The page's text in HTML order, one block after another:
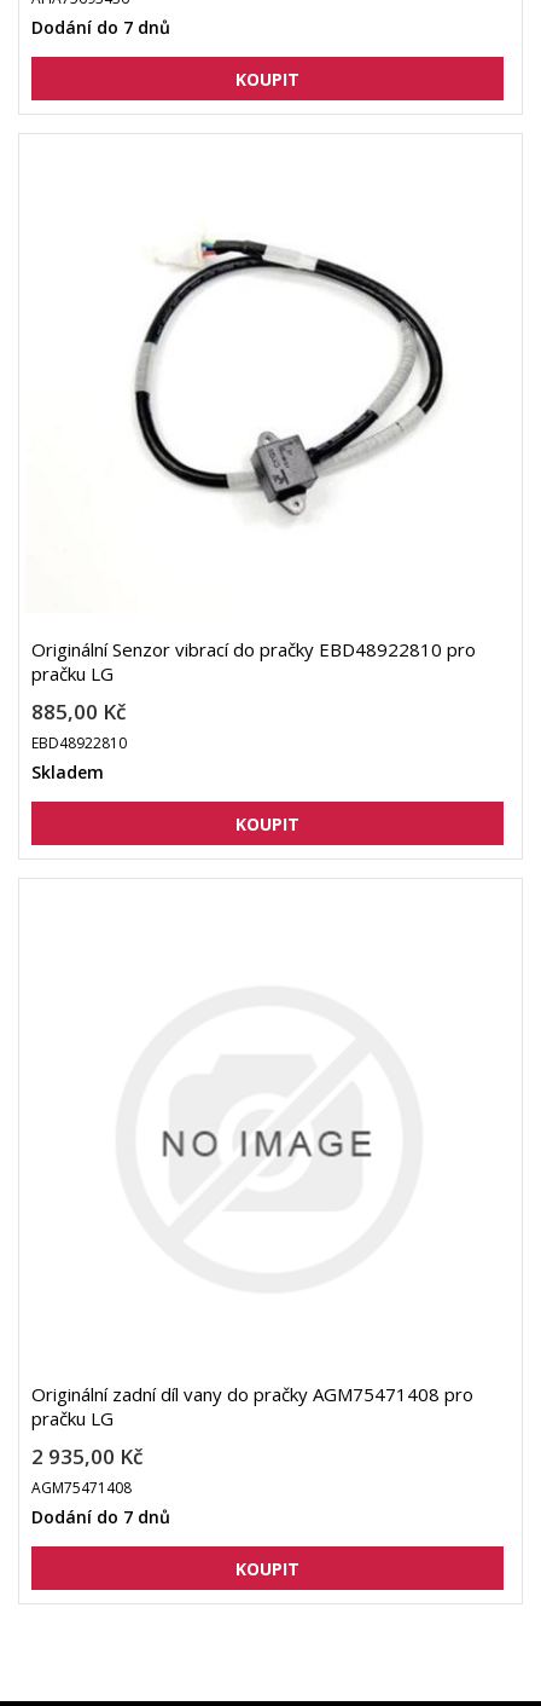
Dodání do 7 dnů
Originální Senzor vibrací do pračky EBD48922810 pro
pračku LG
885,00 Kč
EBD48922810
Skladem
Originální zadní díl vany do pračky AGM75471408 pro
pračku LG
2 935,00 Kč
AGM75471408
Dodání do 7 dnů